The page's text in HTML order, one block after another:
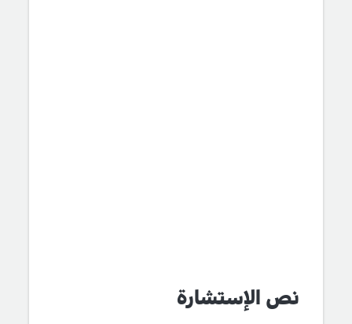
نص الإستشارة